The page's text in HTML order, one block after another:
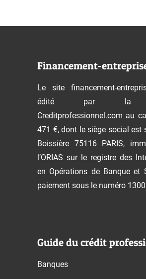
Financement-
Le site financement-
édité par la
Creditprofessionnel.com au
471 €, dont le siège social est
Boissière 75116 PARIS,
l’ORIAS sur le registre des
en Opérations de Banque et
paiement sous le numéro
Guide du crédit
Banques